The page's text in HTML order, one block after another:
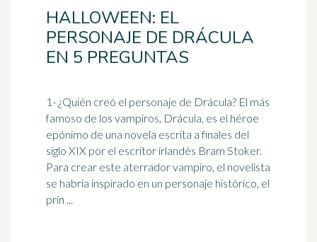
HALLOWEEN: EL
PERSONAJE DE DRÁCULA
EN 5 PREGUNTAS
1- ¿Quién creó el personaje de Drácula? El más
famoso de los vampiros, Drácula, es el héroe
epónimo de una novela escrita a finales del
siglo XIX por el escritor irlandés Bram Stoker.
Para crear este aterrador vampiro, el novelista
se habría inspirado en un personaje histórico, el
prín ...